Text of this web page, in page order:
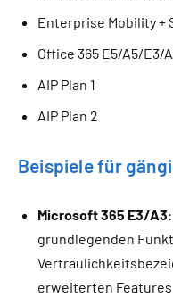
Enterprise Mobility +
Office 365 E5/A5/E3/
AIP Plan 1
AIP Plan 2
Beispiele für
Microsoft 365 E3/A3
grundlegenden
erweiterten Features.